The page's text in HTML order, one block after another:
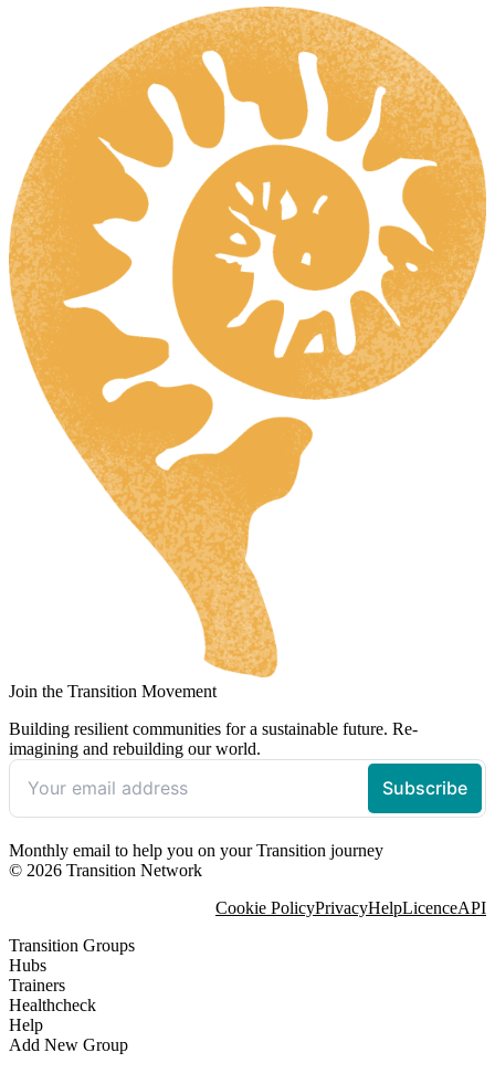
Join the Transition Movement
Building resilient communities for a sustainable future. Re-
imagining and rebuilding our world.
Monthly email to help you on your Transition journey
© 2026 Transition Network
Cookie PolicyPrivacyHelpLicenceAPI
Transition Groups
Hubs
Trainers
Healthcheck
Help
Add New Group